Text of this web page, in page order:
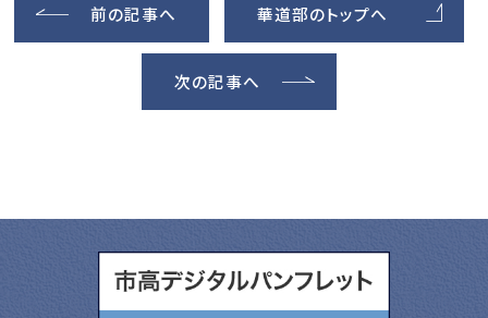
前の記事へ 華道部のトップへ
次の記事へ